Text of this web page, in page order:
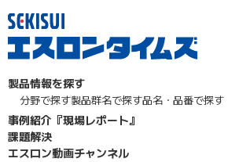
製品情報を探す
分野で探す製品群名で探す品名・品番で探す
事例紹介『現場レポート』
課題解決
エスロン動画チャンネル